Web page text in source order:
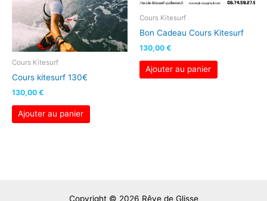
Cours Kitesurf
Cours kitesurf 130€
130,00 €
Ajouter au panier
Cours Kitesurf
Bon Cadeau Cours Kitesurf
130,00 €
Ajouter au panier
Copyright © 2026 Rêve de Glisse